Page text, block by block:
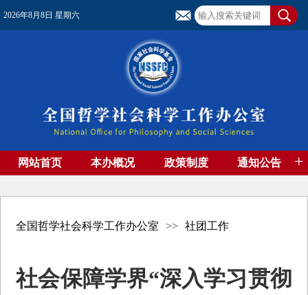
2026年8月8日 星期六
网站首页 本办概况 政策制度 通知公告 +
全国哲学社会科学工作办公室 >> 社团工作
社会保障学界“深入学习贯彻